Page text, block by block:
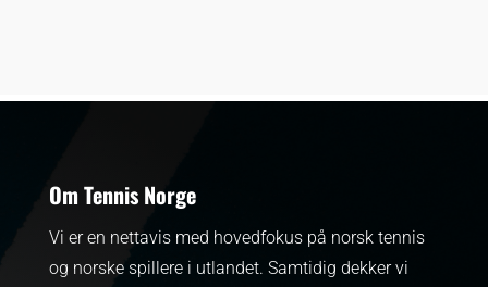
Om Tennis Norge
Vi er en nettavis med hovedfokus på norsk tennis
og norske spillere i utlandet. Samtidig dekker vi